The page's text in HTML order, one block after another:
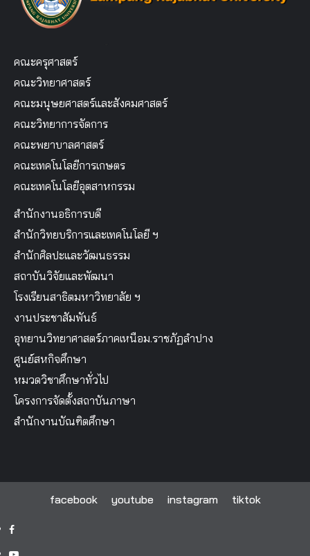
คณะครุศาสตร์
คณะวิทยาศาสตร์
คณะมนุษยศาสตร์และสังคมศาสตร์
คณะวิทยาการจัดการ
คณะพยาบาลศาสตร์
คณะเทคโนโลยีการเกษตร
คณะเทคโนโลยีอุตสาหกรรม
สำนักงานอธิการบดี
สำนักวิทยบริการและเทคโนโลยี ฯ
สำนักศิลปะและวัฒนธรรม
สถาบันวิจัยและพัฒนา
โรงเรียนสาธิตมหาวิทยาลัย ฯ
งานประชาสัมพันธ์
อุทยานวิทยาศาสตร์ภาคเหนือม.ราชภัฏลำปาง
ศูนย์สหกิจศึกษา
หมวดวิชาศึกษาทั่วไป
โครงการจัดตั้งสถาบันภาษา
สำนักงานบัณฑิตศึกษา
facebook youtube instagram tiktok
facebook
youtube